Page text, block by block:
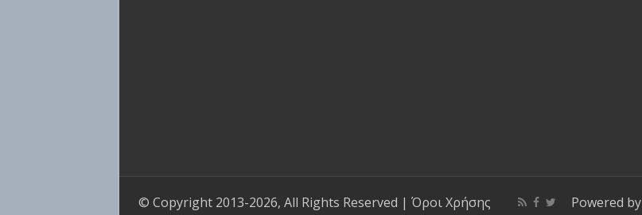
Powered by
© Copyright 2013-2026, All Rights Reserved | Όροι Χρήσης